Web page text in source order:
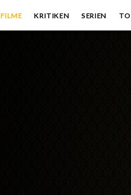
FILME KRITIKEN SERIEN